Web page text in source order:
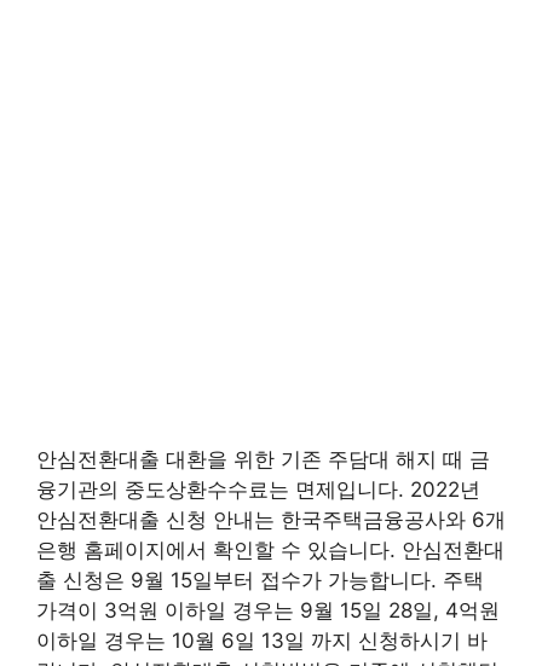
안심전환대출 대환을 위한 기존 주담대 해지 때 금
융기관의 중도상환수수료는 면제입니다. 2022년
안심전환대출 신청 안내는 한국주택금융공사와 6개
은행 홈페이지에서 확인할 수 있습니다. 안심전환대
출 신청은 9월 15일부터 접수가 가능합니다. 주택
가격이 3억원 이하일 경우는 9월 15일 28일, 4억원
이하일 경우는 10월 6일 13일 까지 신청하시기 바